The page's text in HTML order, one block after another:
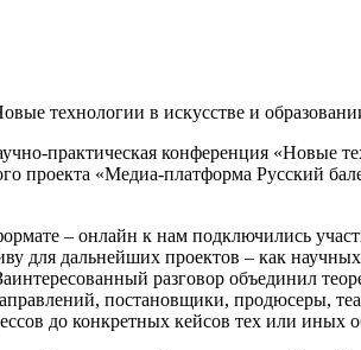
технологии в искусстве и
практическая конференция «Новые
проекта «Медиа-платформа Русский
– онлайн к нам подключились
для дальнейших проектов – как
разговор объединил
постановщики, продюсеры,
до конкретных кейсов тех или иных